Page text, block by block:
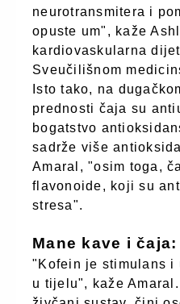
neurotransmitera i
opuste um", kaže
kardiovaskularna
Sveučilišnom
Isto tako, na
prednosti čaja su
bogatstvo
sadrže više
Amaral, "osim toga,
flavonoide, koji su
stresa".
Mane kave i
"Kofein je stimulans i
u tijelu", kaže